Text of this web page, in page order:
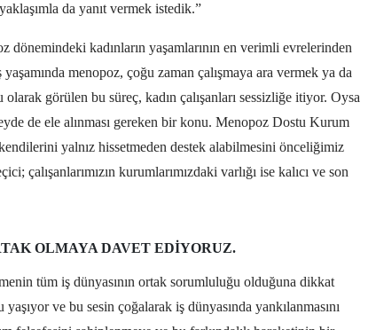
da yanıt vermek istedik.”
kadınların yaşamlarının en verimli evrelerinden
menopoz, çoğu zaman çalışmaya ara vermek ya da
görülen bu süreç, kadın çalışanları sessizliğe itiyor. Oysa
de ele alınması gereken bir konu. Menopoz Dostu Kurum
kendilerini yalnız hissetmeden destek alabilmesini önceliğimiz
çalışanlarımızın kurumlarımızdaki varlığı ise kalıcı ve son
OLMAYA DAVET EDIYORUZ.
tüm iş dünyasının ortak sorumluluğu olduğuna dikkat
ve bu sesin çoğalarak iş dünyasında yankılanmasını